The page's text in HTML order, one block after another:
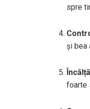
spre
și bea
foarte